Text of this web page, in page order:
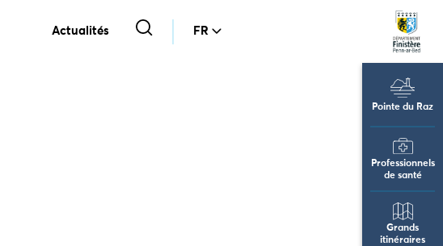
Actualités FR
Pointe du Raz
Professionnels
de santé
Grands
itinéraires